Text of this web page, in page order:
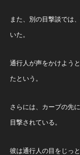
また、別の目撃談では
いた。
通行人が声をかけよう
たという。
さらには、カーブの先
目撃されている。
彼は通行人の目をじっ